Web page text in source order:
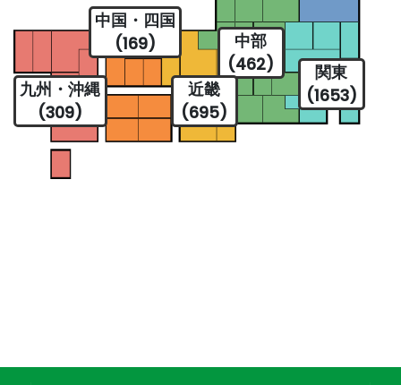
関東
(1653)
中部
(462)
近畿
(695)
中国・四国
(169)
九州・沖縄
(309)